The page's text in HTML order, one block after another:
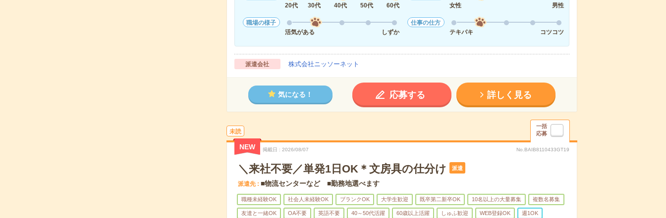
20代
30代 40代 50代 60代
女性
男性
職場の様子
活気がある
しずか
仕事の仕方
テキパキ
コツコツ
派遣会社 株式会社ニッソーネット
気になる！ 応募する 詳しく見る
未読
一括
応募
NEW 掲載日 2026/08/07 No.BAIB8110433GT19
＼来社不要／単発1日OK＊文房具の仕分け 派遣
派遣先 ■物流センターなど ■勤務地選べます
職種未経験OK 社会人未経験OK ブランクOK 大学生歓迎 既卒第二新卒OK 10名以上の大量募集 複数名募集
友達と一緒OK OA不要 英語不要 40～50代活躍 60歳以上活躍 しゅふ歓迎 WEB登録OK 週1OK